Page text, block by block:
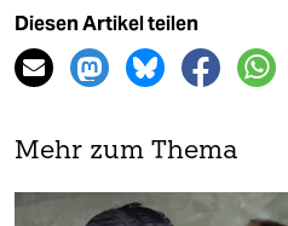
Diesen Artikel teilen
Mehr zum Thema